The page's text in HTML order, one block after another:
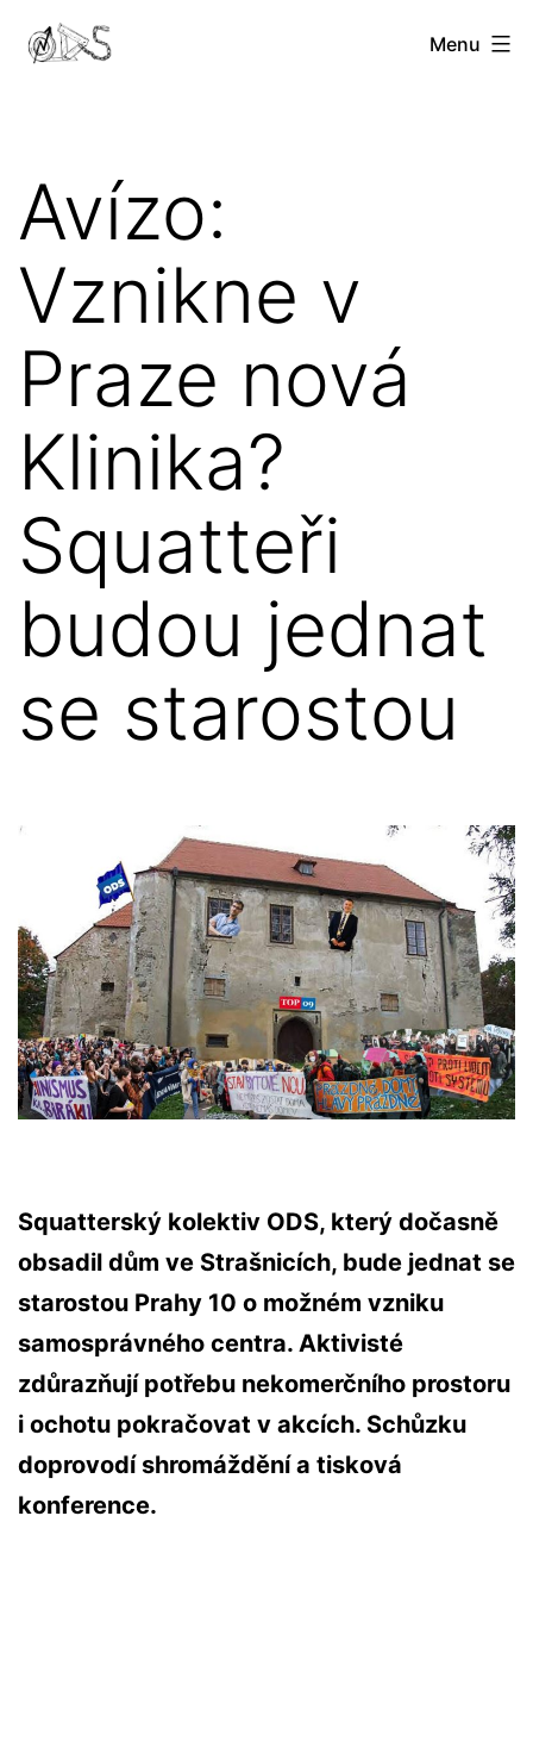
Přejít
Opravdu
Menu
Avízo:
Vznikne v
Praze nová
Klinika?
Squatteři
budou jednat
se starostou
Squatterský kolektiv ODS, který dočasně
obsadil dům ve Strašnicích, bude jednat se
starostou Prahy 10 o možném vzniku
samosprávného centra. Aktivisté
zdůrazňují potřebu nekomerčního prostoru
i ochotu pokračovat v akcích. Schůzku
doprovodí shromáždění a tisková
konference.